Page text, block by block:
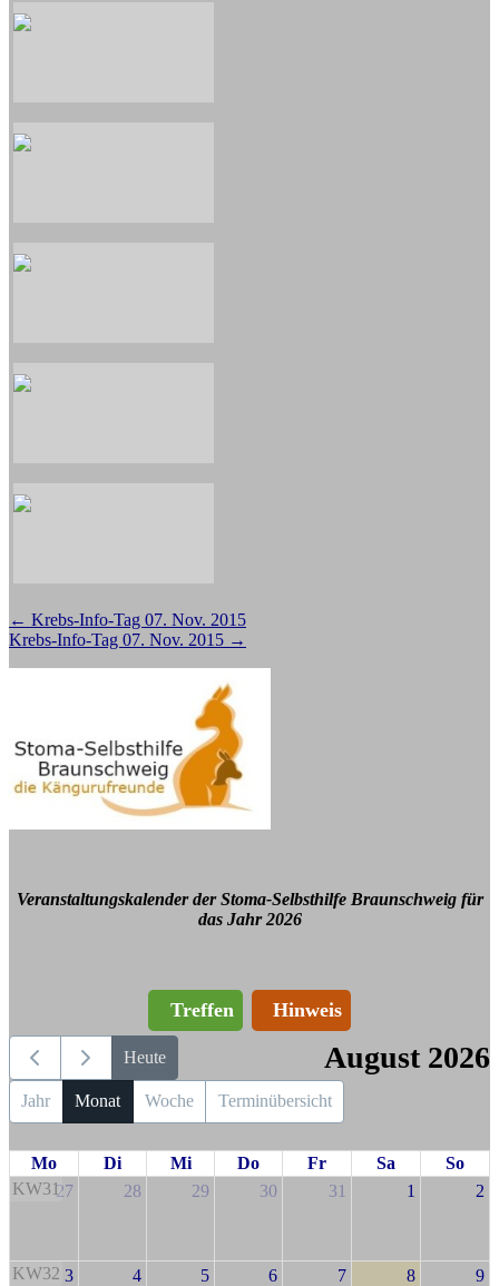
Beitragsnavigation
← Krebs-Info-Tag 07. Nov. 2015
Krebs-Info-Tag 07. Nov. 2015 →
Veranstaltungskalender der Stoma-Selbsthilfe Braunschweig für
das Jahr 2026
Treffen Hinweis
Heute August 2026
Jahr Monat Woche Terminübersicht
Mo Di Mi Do Fr Sa
So
KW3127 28 29 30 31 1 2
KW32 3 4 5 6 7 8 9